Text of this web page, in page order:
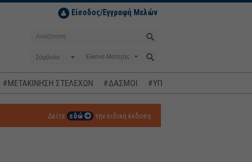
Είσοδος/Εγγραφή Μελών
Σύμβολο
#ΜΕΤΑΚΙΝΗΣΗ ΣΤΕΛΕΧΩΝ #ΔΑΣΜΟΙ #ΥΠΟΚΛΟΠΕΣ
Δείτε εδώ την ειδική έκδοση